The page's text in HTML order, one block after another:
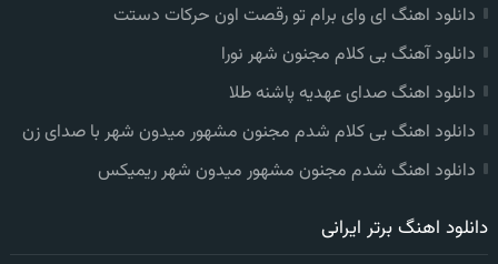
دانلود اهنگ ای وای برام تو رقصت اون حرکات دستت
دانلود آهنگ بی کلام مجنون شهر نورا
دانلود اهنگ صدای عهدیه پاشنه طلا
دانلود اهنگ بی کلام شدم مجنون مشهور میدون شهر با صدای زن
دانلود اهنگ شدم مجنون مشهور میدون شهر ریمیکس
دانلود اهنگ برتر ایرانی